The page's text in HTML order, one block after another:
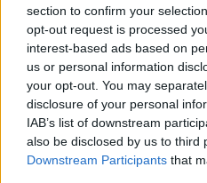
section to confirm your
opt-out request is processed
interest-based ads based on
us or personal information
your opt-out. You may
disclosure of your personal
IAB’s list of downstream
also be disclosed by us to third
Downstream Participants that
5.8.2026 17:40 | PRAHA (ČTK)
dehydratovaná a vysílená
sdělila mluvčí stanice Petra
stanice denně ošetří desítky
jich za jeden týden přijali rekordních